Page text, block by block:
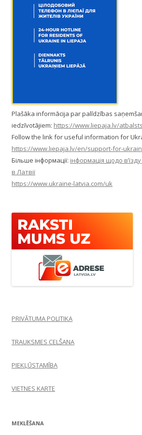
Plašāka informācija par palīdzības
iedzīvotājiem: https://www.liepaja.lv/
Follow the link for useful information for
https://www.liepaja.lv/en/support-for-
Більше інформації: інформація щодо
в Латвії
https://www.ukraine-latvia.com/uk
PRIVĀTUMA POLITIKA
TRAUKSMES CELŠANA
PIEKĻŪSTAMĪBA
VIETNES KARTE
MEKLĒŠANA